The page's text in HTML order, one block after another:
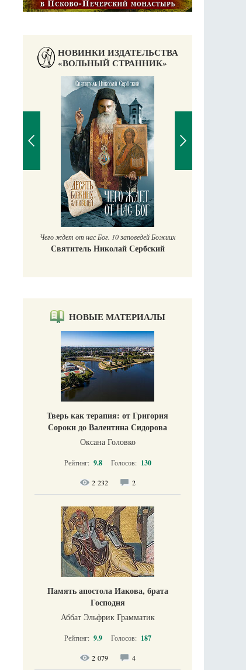
НОВИНКИ ИЗДАТЕЛЬСТВА
«ВОЛЬНЫЙ СТРАННИК»
Чего ждет от нас Бог. 10 заповедей Божиих
Святитель Николай Сербский
НОВЫЕ МАТЕРИАЛЫ
Тверь как терапия: от Григория
Сороки до Валентина Сидорова
Оксана Головко
Рейтинг: 9.8 Голосов: 130
2 232 2
Память апостола Иакова, брата
Господня
Аббат Эльфрик Грамматик
Рейтинг: 9.9 Голосов: 187
2 079 4